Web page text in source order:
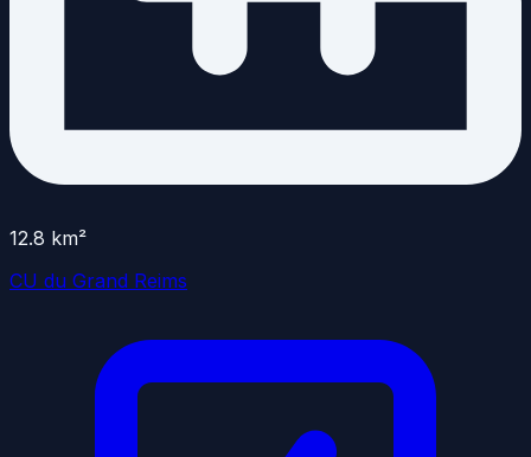
12.8 km²
CU du Grand Reims